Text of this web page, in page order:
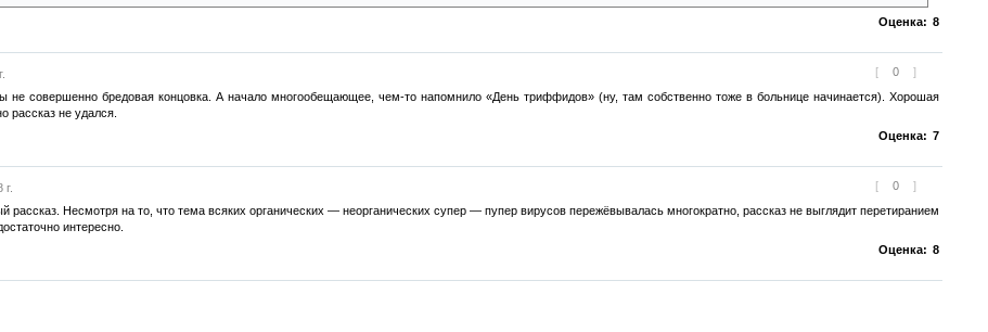
Оценка: 8
[ 0 ]
не совершенно бредовая концовка. А начало многообещающее, чем-то напомнило «День триффидов» (ну, там собственно тоже в больнице начинается). Хорошая
рассказ не удался.
Оценка: 7
[ 0 ]
рассказ. Несмотря на то, что тема всяких органических — неорганических супер — пупер вирусов пережёвывалась многократно, рассказ не выглядит перетиранием
интересно.
Оценка: 8